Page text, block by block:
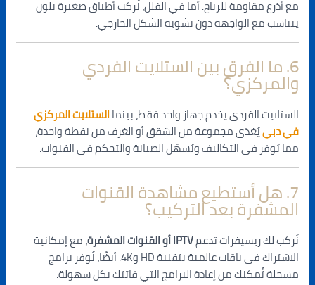
مع أذرع مقاومة للرياح. أما في الفلل، نُركب أطباق صغيرة بلون
يتناسب مع الواجهة دون تشويه الشكل الخارجي.
6. ما الفرق بين الستلايت الفردي
والمركزي؟
الستلايت الفردي يخدم جهاز واحد فقط، بينماالستلايت المركزي
في دبييُغذي مجموعة من الشقق أو الغرف من نقطة واحدة،
مما يُوفر في التكاليف ويُسهّل الصيانة والتحكم في القنوات.
7. هل أستطيع مشاهدة القنوات
المشفرة بعد التركيب؟
نُركب لك ريسيفرات تدعمIPTV أو القنوات المشفرة
، مع إمكانية
الاشتراك في باقات عالمية بتقنية HD و4K. أيضًا، نُوفر برامج
مسجلة تُمكنك من إعادة البرامج التي فاتتك بكل سهولة.